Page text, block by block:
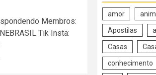
Membros:
Tik Insta:
amor
Apostilas
Casas
conhecimento